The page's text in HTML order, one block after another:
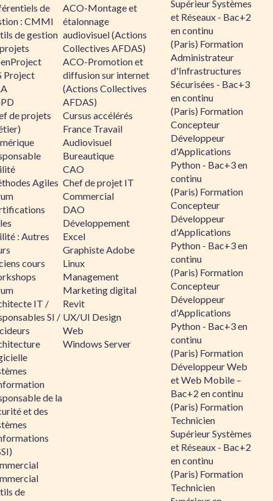
de
: CMMI
de gestion
Project
de projets
Agiles
: Autres
cours
IT /
SI /
de la
et des
de
ACO-Montage et
étalonnage
audiovisuel (Actions
Collectives AFDAS)
ACO-Promotion et
diffusion sur internet
(Actions Collectives
AFDAS)
Cursus accélérés
France Travail
Audiovisuel
Bureautique
CAO
Chef de projet IT
Commercial
DAO
Développement
Excel
Graphiste Adobe
Linux
Management
Marketing digital
Revit
UX/UI Design
Web
Windows Server
Supérieur Systèmes
et Réseaux - Bac+2
en continu
(Paris) Formation
Administrateur
d'Infrastructures
Sécurisées - Bac+3
en continu
(Paris) Formation
Concepteur
Développeur
d'Applications
Python - Bac+3 en
continu
(Paris) Formation
Concepteur
Développeur
d'Applications
Python - Bac+3 en
continu
(Paris) Formation
Concepteur
Développeur
d'Applications
Python - Bac+3 en
continu
(Paris) Formation
Développeur Web
et Web Mobile –
Bac+2 en continu
(Paris) Formation
Technicien
Supérieur Systèmes
et Réseaux - Bac+2
en continu
(Paris) Formation
Technicien